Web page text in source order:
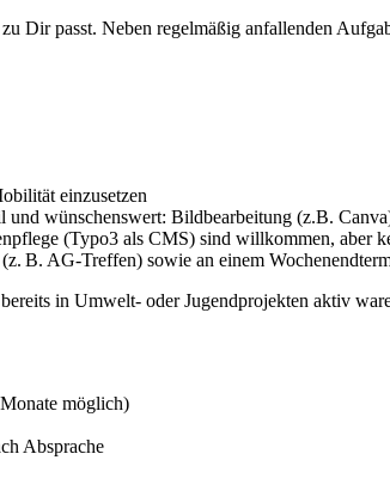
Dir passt. Neben regelmäßig anfallenden
einzusetzen
wünschenswert: Bildbearbeitung (z.B.
(Typo3 als CMS) sind willkommen, aber
B. AG-Treffen) sowie an einem
in Umwelt- oder Jugendprojekten aktiv
möglich)
Absprache